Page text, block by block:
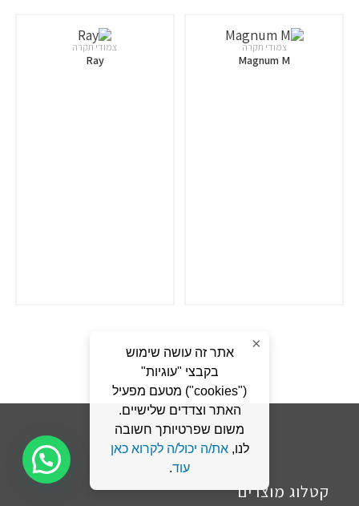
צמודי תקרה
Magnum M
צמודי תקרה
Ray
קטלוג מוצרים
זקוקים לעזרה?
×
אתר זה עושה שימוש
בקבצי "עוגיות"
("cookies") מטעם מפעיל
האתר וצדדים שלישיים.
משום שפרטיותך חשובה
לנו,את/ה יכול/ה לקרוא כאן
עוד.